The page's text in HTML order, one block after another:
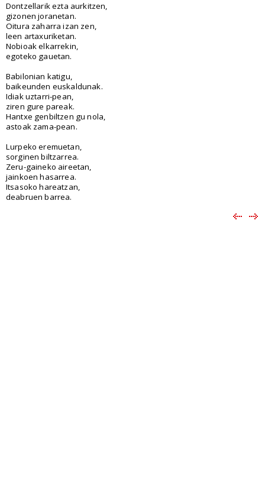
Dontzellarik ezta aurkitzen,
gizonen joranetan.
Oitura zaharra izan zen,
leen artaxuriketan.
Nobioak elkarrekin,
egoteko gauetan.
Babilonian katigu,
baikeunden euskaldunak.
Idiak uztarri-pean,
ziren gure pareak.
Hantxe genbiltzen gu nola,
astoak zama-pean.
Lurpeko eremuetan,
sorginen biltzarrea.
Zeru-gaineko aireetan,
jainkoen hasarrea.
Itsasoko hareatzan,
deabruen barrea.